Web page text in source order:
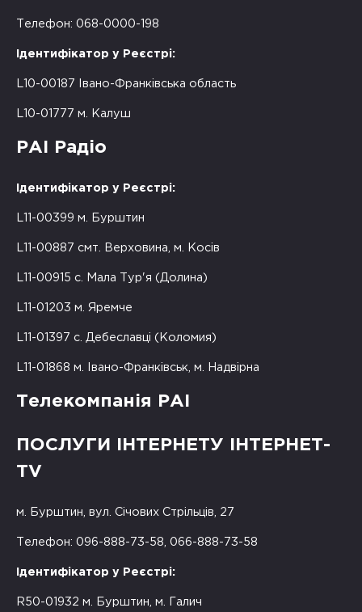
Телефон: 068-0000-198
Ідентифікатор у Реєстрі:
L10-00187 Івано-Франківська область
L10-01777 м. Калуш
РАІ Радіо
Ідентифікатор у Реєстрі:
L11-00399 м. Бурштин
L11-00887 смт. Верховина, м. Косів
L11-00915 с. Мала Тур'я (Долина)
L11-01203 м. Яремче
L11-01397 с. Дебеславці (Коломия)
L11-01868 м. Івано-Франківськ, м. Надвірна
Телекомпанія РАІ
ПОСЛУГИ ІНТЕРНЕТУ ІНТЕРНЕТ-
TV
м. Бурштин, вул. Січових Стрільців, 27
Телефон: 096-888-73-58, 066-888-73-58
Ідентифікатор у Реєстрі:
R50-01932 м. Бурштин, м. Галич